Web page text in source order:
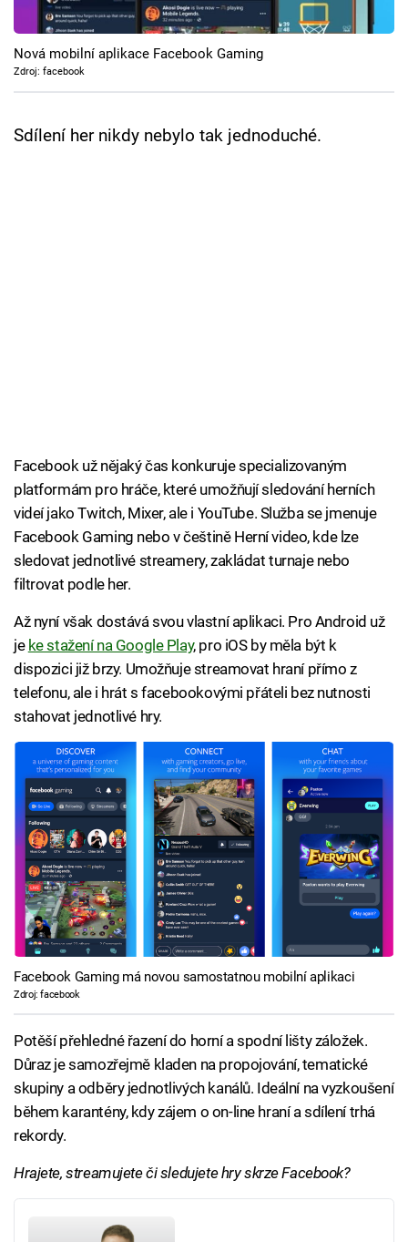
Cool Esport
Pořady
Nová mobilní aplikace Facebook Gaming
Zdroj: facebook
Sdílení her nikdy nebylo tak jednoduché.
Facebook už nějaký čas konkuruje specializovaným
platformám pro hráče, které umožňují sledování herních
videí jako Twitch, Mixer, ale i YouTube. Služba se jmenuje
Facebook Gaming nebo v češtině Herní video, kde lze
sledovat jednotlivé streamery, zakládat turnaje nebo
filtrovat podle her.
Až nyní však dostává svou vlastní aplikaci. Pro Android už
je ke stažení na Google Play, pro iOS by měla být k
dispozici již brzy. Umožňuje streamovat hraní přímo z
telefonu, ale i hrát s facebookovými přáteli bez nutnosti
stahovat jednotlivé hry.
Facebook Gaming má novou samostatnou mobilní aplikaci
Zdroj: facebook
Potěší přehledné řazení do horní a spodní lišty záložek.
Důraz je samozřejmě kladen na propojování, tematické
skupiny a odběry jednotlivých kanálů. Ideální na vyzkoušení
během karantény, kdy zájem o on-line hraní a sdílení trhá
rekordy.
Hrajete, streamujete či sledujete hry skrze Facebook?